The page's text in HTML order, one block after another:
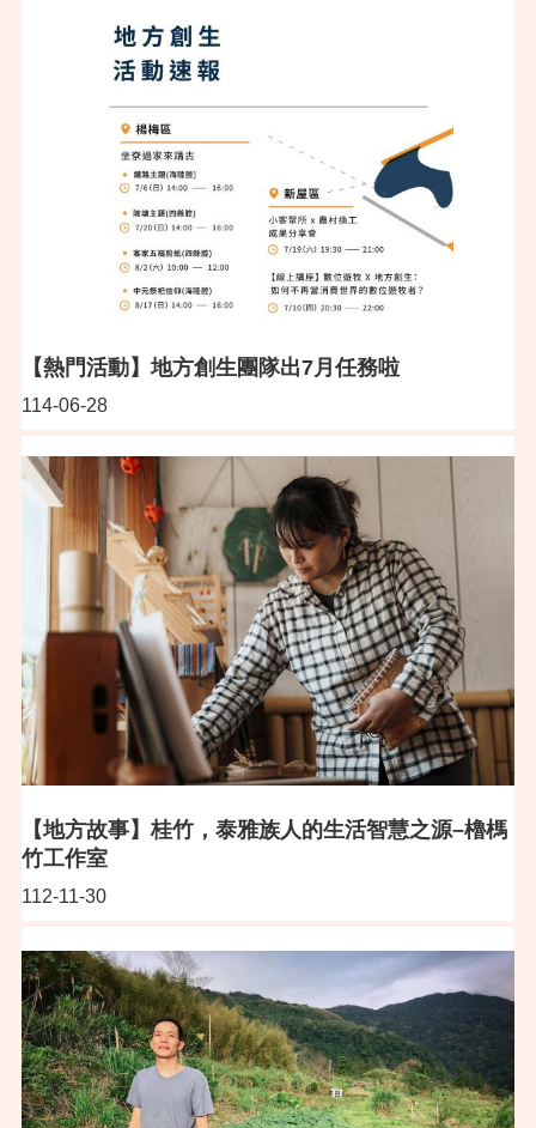
【熱門活動】地方創生團隊出7月任務啦
114-06-28
【地方故事】桂竹，泰雅族人的生活智慧之源–櫓榪
竹工作室
112-11-30